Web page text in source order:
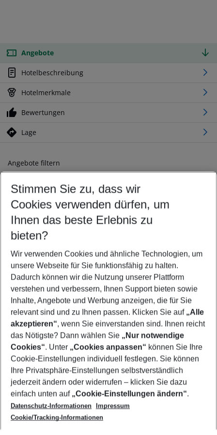
Angebote
Hotelbeschreibung
Hotelmerkmale
Bewertungen
Lage
Angebote filtern
Ändern Sie Ihre Kriterien nach Ihren Wünschen
Abflughafen wählen
Beliebiger Abflughafen
Reisezeitraum wählen
10.08.26– 08.08.27 5-8 Nächte
2 Erwachsene Keine Kinder
Mehr Filter anzeigen
Footer
Footer navigation
Über uns
AGB
Cookie-Einstellungen ändern
Cookie-Richtlinie
Datenschutz
Service & Hilfe
Barrierefreies Reisen
Check-in
Folgen Sie uns
Stimmen Sie zu, dass wir
Cookies verwenden dürfen, um
Ihnen das beste Erlebnis zu
bieten?
Wir verwenden Cookies und ähnliche Technologien, um
unsere Webseite für Sie funktionsfähig zu halten.
Dadurch können wir die Nutzung unserer Plattform
verstehen und verbessern, Ihnen Support bieten sowie
Inhalte, Angebote und Werbung anzeigen, die für Sie
relevant sind und zu Ihnen passen. Klicken Sie auf „Alle
akzeptieren“, wenn Sie einverstanden sind. Ihnen reicht
das Nötigste? Dann wählen Sie „Nur notwendige
Cookies“. Unter „Cookies anpassen“ können Sie Ihre
Cookie-Einstellungen individuell festlegen. Sie können
Ihre Privatsphäre-Einstellungen selbstverständlich
jederzeit ändern oder widerrufen – klicken Sie dazu
einfach unten auf „Cookie-Einstellungen ändern“.
Datenschutz-Informationen
Impressum
Cookie/Tracking-Informationen